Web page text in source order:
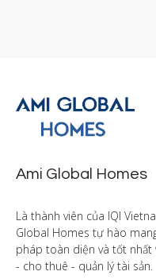
Ami Global Homes
Là thành viên của IQI
Global Homes tự hào
pháp toàn diện và tốt nhất
- cho thuê - quản lý tài sản.